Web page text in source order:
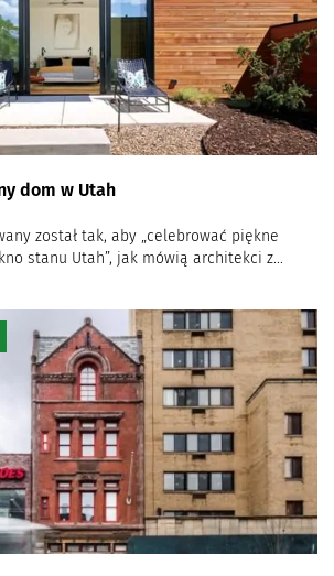
dom w Utah
został tak, aby „celebrować piękne
stanu Utah”, jak mówią architekci z...